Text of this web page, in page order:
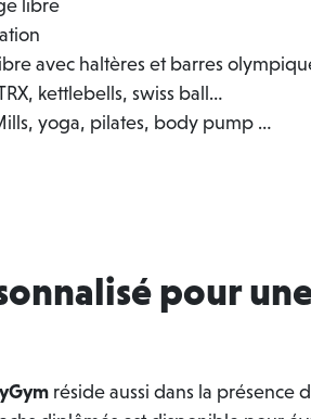
libre
avec haltères et barres
kettlebells, swiss ball…
yoga, pilates, body pump …
pour
réside aussi dans la présence